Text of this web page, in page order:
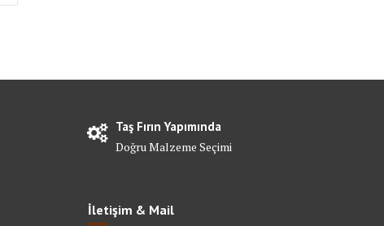
Taş Fırın Yapımında
Doğru Malzeme Seçimi
İletişim & Mail